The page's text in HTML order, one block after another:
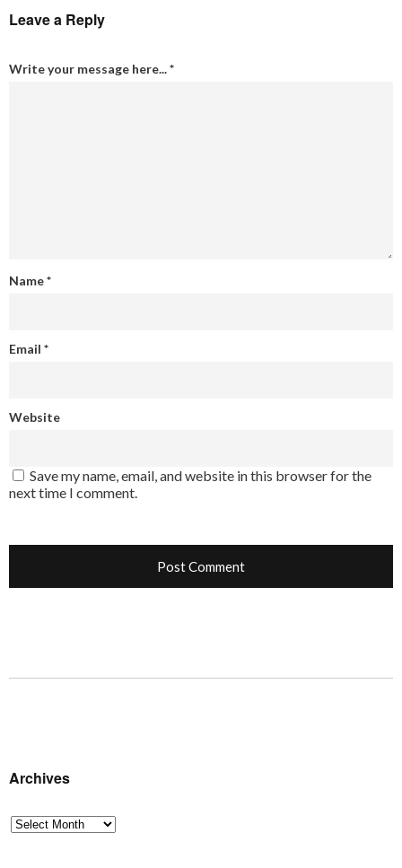
Leave a Reply
Write your message here...*
Name*
Email *
Website
Save my name, email, and website in this browser for the
next time I comment.
Archives
Archives